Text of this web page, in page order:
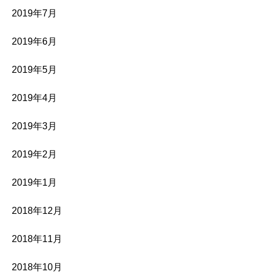
2019年7月
2019年6月
2019年5月
2019年4月
2019年3月
2019年2月
2019年1月
2018年12月
2018年11月
2018年10月